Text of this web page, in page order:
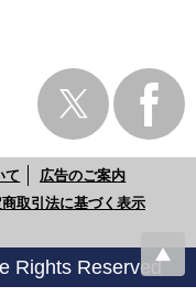
て
広告のご案内
取引法に基づく表示
Rights Reserved